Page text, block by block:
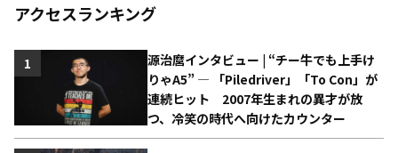
アクセスランキング
源治麿インタビュー | “チー牛でも上手け
りゃA5” ― 「Piledriver」「To Con」が
連続ヒット 2007年生まれの異才が放
つ、冷笑の時代へ向けたカウンター
1